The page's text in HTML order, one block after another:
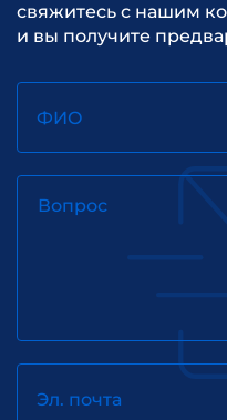
свяжитесь с нашим
и вы получите
ФИО
Вопрос
Эл. почта